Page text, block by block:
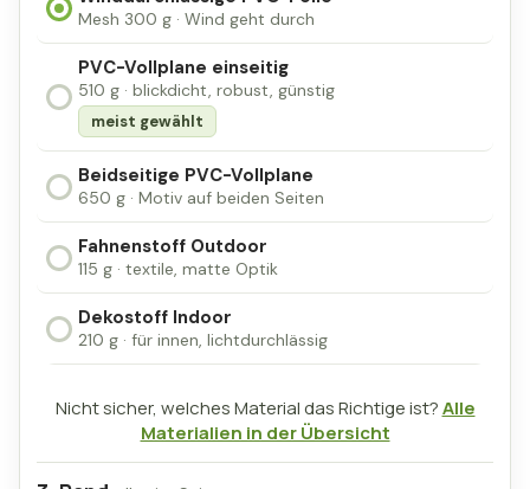
Mesh 300 g · Wind geht durch
PVC-Vollplane einseitig
510 g · blickdicht, robust, günstig
meist gewählt
Beidseitige PVC-Vollplane
650 g · Motiv auf beiden Seiten
Fahnenstoff Outdoor
115 g · textile, matte Optik
Dekostoff Indoor
210 g · für innen, lichtdurchlässig
Nicht sicher, welches Material das Richtige ist?Alle
Materialien in der Übersicht